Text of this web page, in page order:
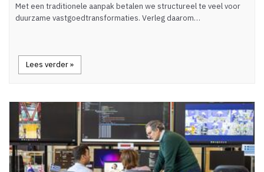
Met een traditionele aanpak betalen we structureel te veel voor
duurzame vastgoedtransformaties. Verleg daarom…
Lees verder »